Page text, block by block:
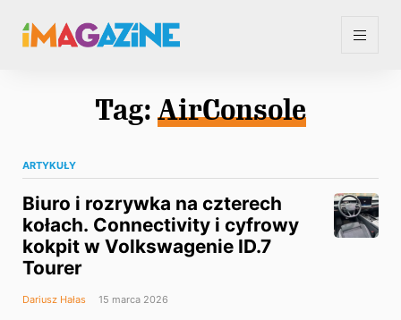
Tag: AirConsole
ARTYKUŁY
Biuro i rozrywka na czterech
kołach. Connectivity i cyfrowy
kokpit w Volkswagenie ID.7
Tourer
Dariusz Hałas 15 marca 2026